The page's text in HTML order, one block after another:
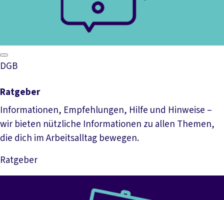
DGB
Ratgeber
Informationen, Empfehlungen, Hilfe und Hinweise –
wir bieten nützliche Informationen zu allen Themen,
die dich im Arbeitsalltag bewegen.
Ratgeber